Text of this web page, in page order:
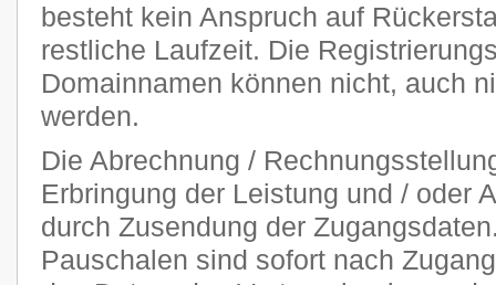
besteht kein Anspruch auf
restliche Laufzeit. Die
Domainnamen können nicht, auch
werden.
Die Abrechnung /
Erbringung der Leistung und / oder
durch Zusendung der
Pauschalen sind sofort nach